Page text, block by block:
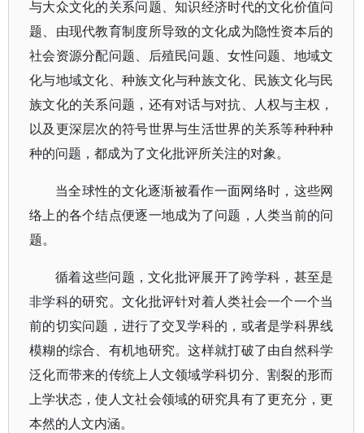
与大众文化的关系问题、知识经济时代的文化价值问
题、由现代教育制度所导致的文化成为隐性资本后的
社会资源分配问题、后殖民问题、女性问题、地域文
化与地域文化、种族文化与种族文化、民族文化与民
族文化的关系问题，还有对话与对抗、人权与主权，
以及更深层次的符号世界与生活世界的关系等种种种
种的问题，都成为了文化批评所关注的对象。
当全球性的文化逐渐被看作一面网络时，这些网
络上的各个结点便逐一地成为了问题，人类当前的问
题。
循着这些问题，文化批评展开了跨学科，甚至是
非学科的研究。文化批评针对着人类社会一个一个当
前的切实问题，进行了交叉学科的，或者是学科界线
模糊的综合、有机地研究。这样就打破了由自然科学
泛化而带来的传统上人文领域学科切分、割裂的形而
上学状态，使人文社会领域的研究具有了更充分，更
本然的人文内涵。